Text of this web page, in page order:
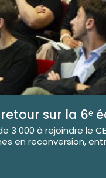
sur la 6ᵉ
3 000 à rejoindre le
en reconversion,